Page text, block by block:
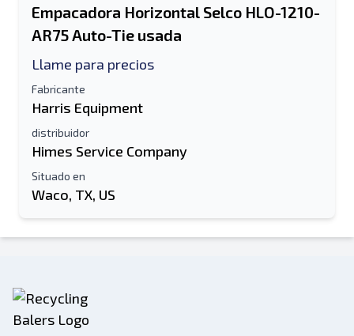
Empacadora Horizontal Selco HLO-1210-
AR75 Auto-Tie usada
Llame para precios
Fabricante
Harris Equipment
distribuidor
Himes Service Company
Situado en
Waco, TX, US